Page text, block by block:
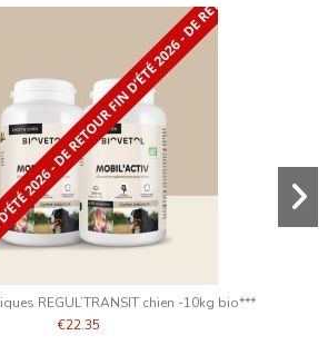
REGUL’TRANSIT chien -10kg bio***
€22.35